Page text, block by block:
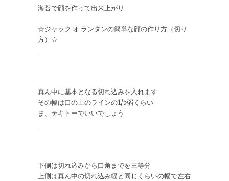
海苔で顔を作って出来上がり
☆ジャック オ ランタンの簡単な顔の作り方（切り
方）☆
真ん中に基本となる切れ込みを入れます
その幅は口の上のラインの1/5弱くらい
ま、テキトーでいいでしょう
下側は切れ込みから口角までを三等分
上側は真ん中の切れ込み幅と同じくらいの幅で左右